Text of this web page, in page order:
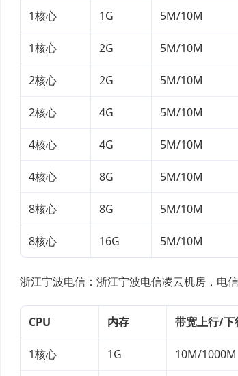
1核心 1G 5M/10M
1核心 2G 5M/10M
2核心 2G 5M/10M
2核心 4G 5M/10M
4核心 4G 5M/10M
4核心 8G 5M/10M
8核心 8G 5M/10M
8核心 16G 5M/10M
浙江宁波电信：浙江宁波电信凌云机房，电
CPU 内存 带宽上行/下
1核心 1G 10M/1000M